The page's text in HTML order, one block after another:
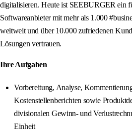
digitalisieren. Heute ist SEEBURGER ein
Softwareanbieter mit mehr als 1.000
weltweit und über 10.000 zufriedenen
Lösungen vertrauen.
Ihre Aufgaben
Vorbereitung, Analyse,
Kostenstellenberichten sowie
divisionalen Gewinn- und
Einheit